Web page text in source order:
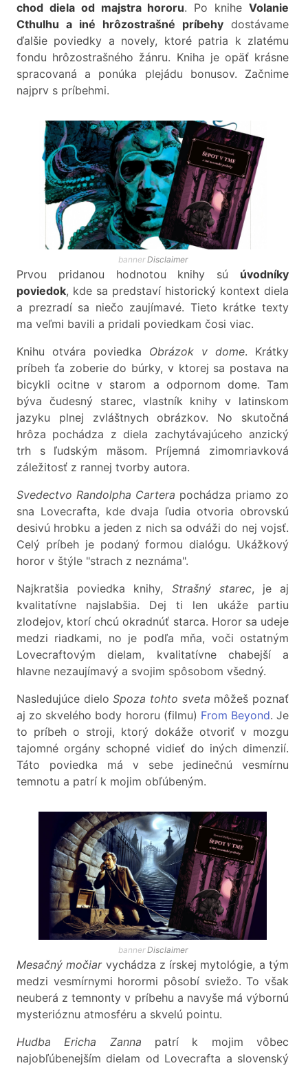
chod diela od majstra hororu. Po kniheVolanie
Cthulhu a iné hrôzostrašné príbehy dostávame
ďalšie poviedky a novely, ktoré patria k zlatému
fondu hrôzostrašného žánru. Kniha je opäť krásne
spracovaná a ponúka plejádu bonusov. Začnime
najprv s príbehmi.
bannerDisclaimer
Prvou pridanou hodnotou knihy sú úvodníky
poviedok, kde sa predstaví historický kontext diela
a prezradí sa niečo zaujímavé. Tieto krátke texty
ma veľmi bavili a pridali poviedkam čosi viac.
Knihu otvára poviedka Obrázok v dome. Krátky
príbeh ťa zoberie do búrky, v ktorej sa postava na
bicykli ocitne v starom a odpornom dome. Tam
býva čudesný starec, vlastník knihy v latinskom
jazyku plnej zvláštnych obrázkov. No skutočná
hrôza pochádza z diela zachytávajúceho anzický
trh s ľudským mäsom. Príjemná zimomriavková
záležitosť z rannej tvorby autora.
Svedectvo Randolpha Cartera pochádza priamo zo
sna Lovecrafta, kde dvaja ľudia otvoria obrovskú
desivú hrobku a jeden z nich sa odváži do nej vojsť.
Celý príbeh je podaný formou dialógu. Ukážkový
horor v štýle "strach z neznáma".
Najkratšia poviedka knihy, Strašný starec, je aj
kvalitatívne najslabšia. Dej ti len ukáže partiu
zlodejov, ktorí chcú okradnúť starca. Horor sa udeje
medzi riadkami, no je podľa mňa, voči ostatným
Lovecraftovým dielam, kvalitatívne chabejší a
hlavne nezaujímavý a svojim spôsobom všedný.
Nasledujúce dieloSpoza tohto sveta môžeš poznať
aj zo skvelého body hororu (filmu) From Beyond. Je
to príbeh o stroji, ktorý dokáže otvoriť v mozgu
tajomné orgány schopné vidieť do iných dimenzií.
Táto poviedka má v sebe jedinečnú vesmírnu
temnotu a patrí k mojim obľúbeným.
bannerDisclaimer
Mesačný močiarvychádza z írskej mytológie, a tým
medzi vesmírnymi horormi pôsobí sviežo. To však
neuberá z temnonty v príbehu a navyše má výbornú
mysterióznu atmosféru a skvelú pointu.
Hudba Ericha Zanna patrí k mojim vôbec
najobľúbenejším dielam od Lovecrafta a slovenský